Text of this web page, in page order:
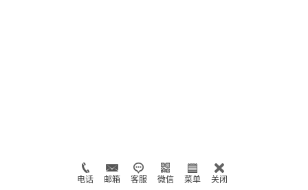
电话 邮箱 客服 微信 菜单 关闭